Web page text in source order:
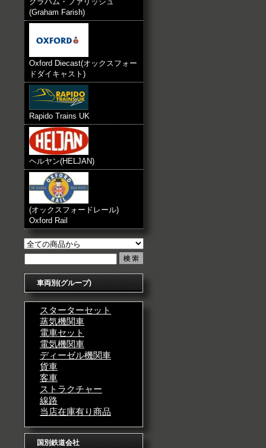
(Graham Farish)
Oxford Diecast(オックスフォー
ドダイキャスト)
Rapido Trains UK
ヘルヤン(HELJAN)
(オックスフォードレール)
Oxford Rail
車両別(グループ)
スターターセット
蒸気機関車
電車セット
電気機関車
ディーゼル機関車
貨車
客車
ストラクチャー
線路
当店在庫有り商品
国別鉄道会社